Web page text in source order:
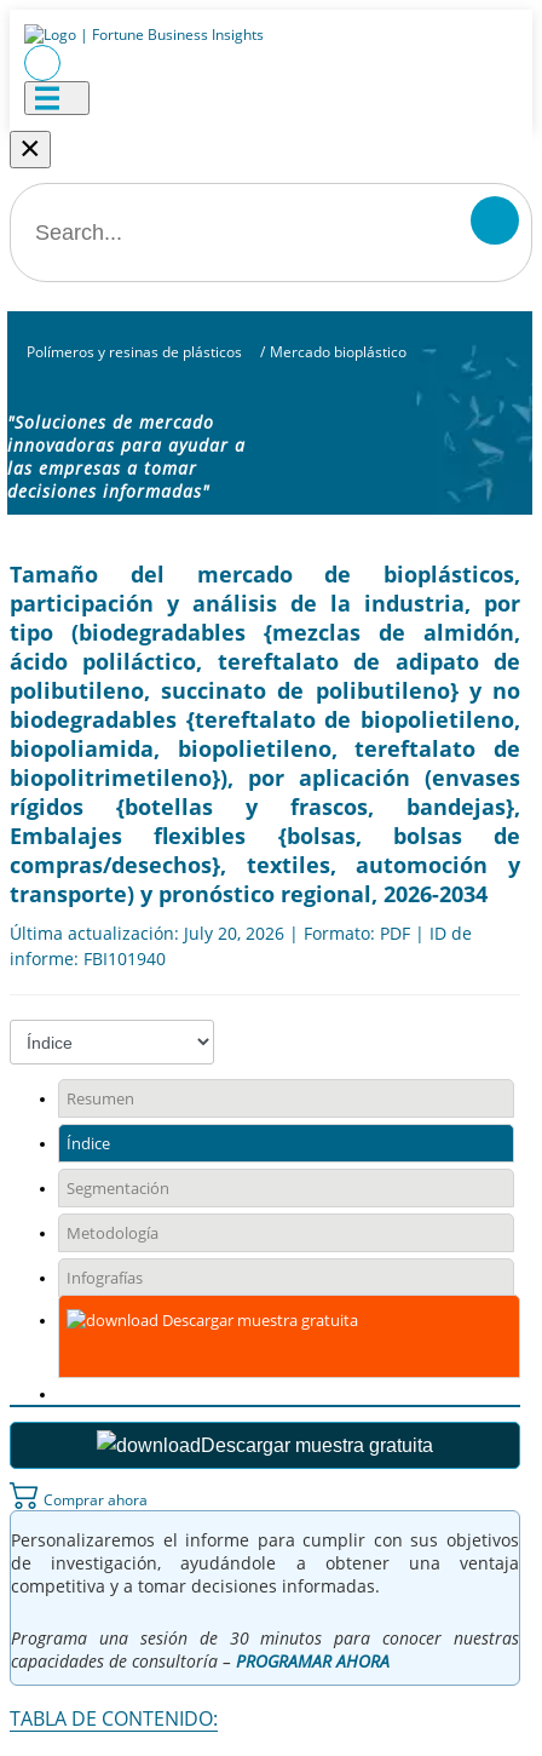
×
Polímeros y resinas de plásticos / Mercado bioplástico
"Soluciones de mercado
innovadoras para ayudar a
las empresas a tomar
decisiones informadas"
Tamaño del mercado de bioplásticos,
participación y análisis de la industria, por
tipo (biodegradables {mezclas de almidón,
ácido poliláctico, tereftalato de adipato de
polibutileno, succinato de polibutileno} y no
biodegradables {tereftalato de biopolietileno,
biopoliamida, biopolietileno, tereftalato de
biopolitrimetileno}), por aplicación (envases
rígidos {botellas y frascos, bandejas},
Embalajes flexibles {bolsas, bolsas de
compras/desechos}, textiles, automoción y
transporte) y pronóstico regional, 2026-2034
Última actualización: July 20, 2026 | Formato: PDF | ID de
informe: FBI101940
Resumen
Índice
Segmentación
Metodología
Infografías
Descargar muestra gratuita
Descargar muestra gratuita
Comprar ahora
Personalizaremos el informe para cumplir con sus objetivos
de investigación, ayudándole a obtener una ventaja
competitiva y a tomar decisiones informadas.
Programa una sesión de 30 minutos para conocer nuestras
capacidades de consultoría – PROGRAMAR AHORA
TABLA DE CONTENIDO: